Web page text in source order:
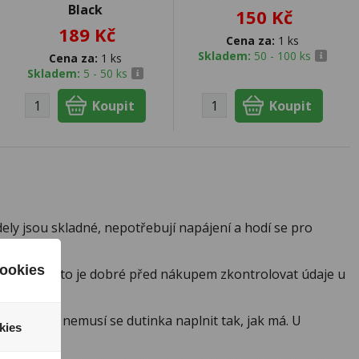
Black
189 Kč
Cena za: 1 ks
Skladem: 5 - 50 ks
150 Kč
Cena za: 1 ks
Skladem: 50 - 100 ks
jsou skladné, nepotřebují napájení a hodí se pro
proto je dobré před nákupem zkontrolovat údaje u
nemusí se dutinka naplnit tak, jak má. U